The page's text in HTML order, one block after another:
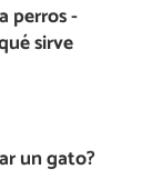
perros -
sirve
un gato?